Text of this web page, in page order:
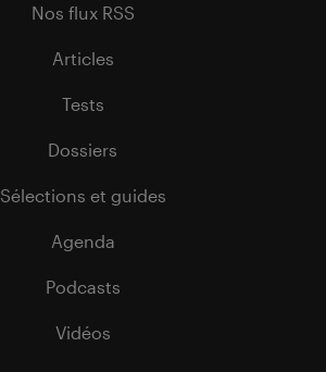
Nos flux RSS
Articles
Tests
Dossiers
Sélections et guides
Agenda
Podcasts
Vidéos